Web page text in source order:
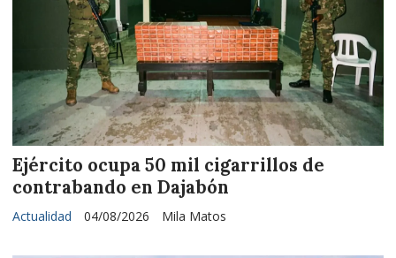
Ejército ocupa 50 mil cigarrillos de
contrabando en Dajabón
Mila Matos
Actualidad 04/08/2026